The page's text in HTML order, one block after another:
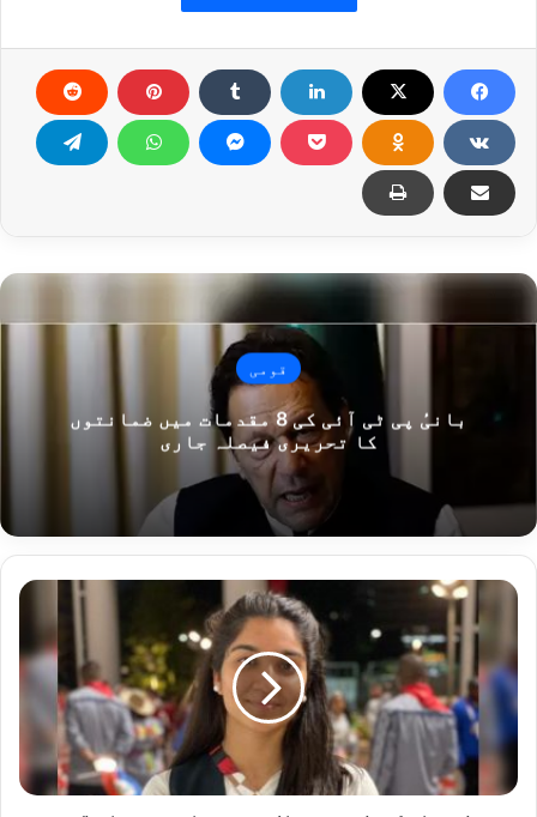
قومی
بانیٔ پی ٹی آئی کی 8 مقدمات میں ضمانتوں
کا تحریری فیصلہ جاری
ٹوکیو
اولمپکس،
تیراک
بسمہ
خان
بھی
ہار
گئیں